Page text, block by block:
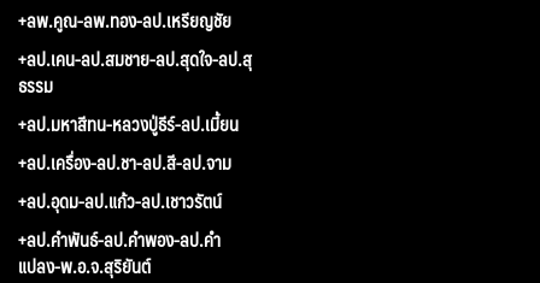
+ลพ.คูณ-ลพ.ทอง-ลป.เหรียญชัย
+ลป.เคน-ลป.สมชาย-ลป.สุดใจ-ลป.สุ
ธรรม
+ลป.มหาสีทน-หลวงปู่ธีร์-ลป.เมี้ยน
+ลป.เครื่อง-ลป.ชา-ลป.สี-ลป.จาม
+ลป.อุดม-ลป.แก้ว-ลป.เชาวรัตน์
+ลป.คำพันธ์-ลป.คำพอง-ลป.คำ
แปลง-พ.อ.จ.สุริยันต์